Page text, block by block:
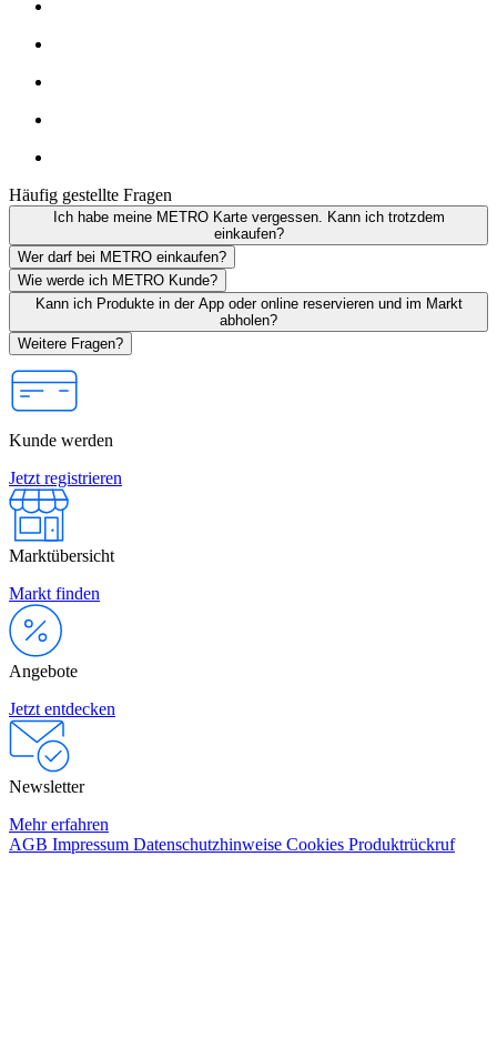
Häufig gestellte Fragen
Ich habe meine METRO Karte vergessen. Kann ich trotzdem
einkaufen?
Wer darf bei METRO einkaufen?
Wie werde ich METRO Kunde?
Kann ich Produkte in der App oder online reservieren und im Markt
abholen?
Weitere Fragen?
Kunde werden
Jetzt registrieren
Marktübersicht
Markt finden
Angebote
Jetzt entdecken
Newsletter
Mehr erfahren
AGB Impressum Datenschutzhinweise Cookies Produktrückruf